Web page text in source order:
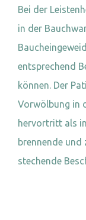
Bei der
in der
entsprechend
können. Der
Vorwölbung in
hervortritt als
brennende und
stechende